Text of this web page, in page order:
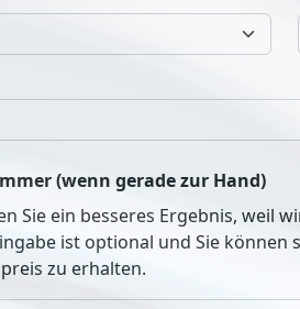
(wenn gerade zur Hand)
Sie ein besseres Ergebnis, weil
ist optional und Sie
zu erhalten.